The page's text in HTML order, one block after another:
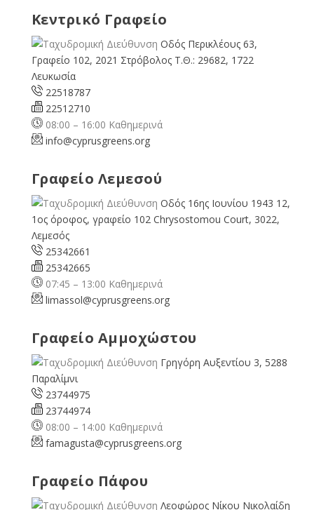
Κεντρικό Γραφείο
Οδός Περικλέους 63,
Γραφείο 102, 2021 Στρόβολος Τ.Θ.: 29682, 1722
Λευκωσία
22518787
22512710
08:00 – 16:00 Καθημερινά
info@cyprusgreens.org
Γραφείο Λεμεσού
Οδός 16ης Ιουνίου 1943 12,
1ος όροφος, γραφείο 102 Chrysostomou Court, 3022,
Λεμεσός
25342661
25342665
07:45 – 13:00 Καθημερινά
limassol@cyprusgreens.org
Γραφείο Αμμοχώστου
Γρηγόρη Αυξεντίου 3, 5288
Παραλίμνι
23744975
23744974
08:00 – 14:00 Καθημερινά
famagusta@cyprusgreens.org
Γραφείο Πάφου
Λεοφώρος Νίκου Νικολαίδη